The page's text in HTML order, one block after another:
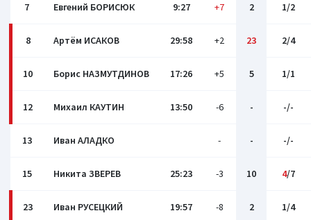
7 Евгений БОРИСЮК 9:27 +7 2 1/2
8 Артём ИСАКОВ 29:58 +2 23 2/4
10 Борис НАЗМУТДИНОВ 17:26 +5 5 1/1
12 Михаил КАУТИН 13:50 -6 - -/-
13 Иван АЛАДКО - - -/-
15 Никита ЗВЕРЕВ 25:23 -3 10 4/7
23 Иван РУСЕЦКИЙ 19:57 -8 2 1/4